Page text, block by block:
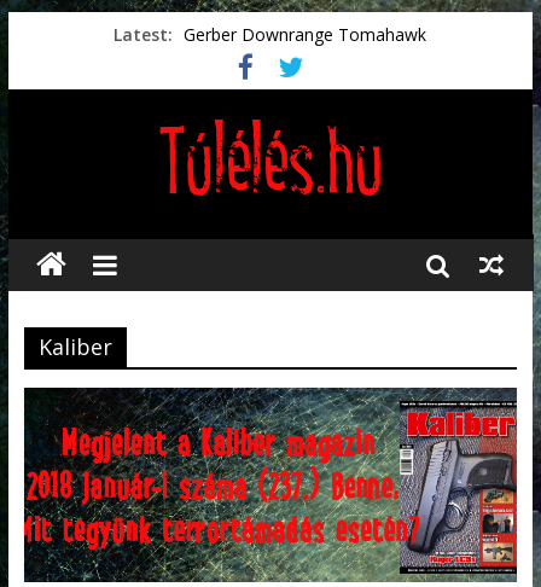
Latest: Gerber Downrange Tomahawk
Vészhelyzeti élelmiszerek
Svéd vészhelyzeti tájékoztató.
Vészhelyzetkezelés
Préselt törlőkendők
Kaliber